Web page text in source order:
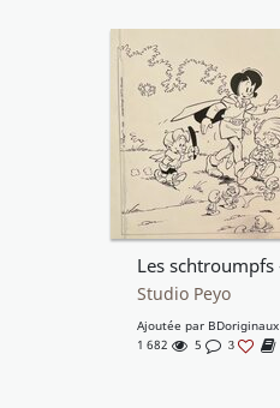
Studio Peyo
Ajoutée par BDoriginaux
1 682
5 3